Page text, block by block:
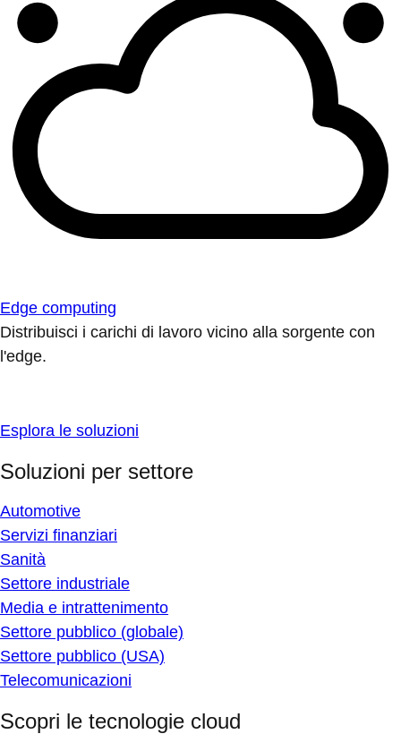
Edge computing
Distribuisci i carichi di lavoro vicino alla sorgente con
l'edge.
Esplora le soluzioni
Soluzioni per settore
Automotive
Servizi finanziari
Sanità
Settore industriale
Media e intrattenimento
Settore pubblico (globale)
Settore pubblico (USA)
Telecomunicazioni
Scopri le tecnologie cloud